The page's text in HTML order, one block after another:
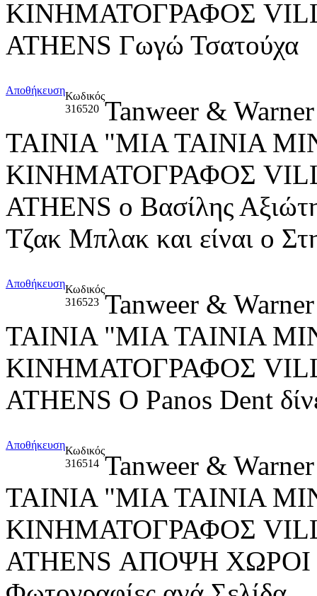
ΚΙΝΗΜΑΤΟΓΡΑΦΟΣ
ATHENS Γωγώ Τσατούχα
ΑποθήκευσηΚωδικός
316520 Tanweer &
ΤΑΙΝΙΑ "ΜΙΑ ΤΑΙΝΙΑ
ΚΙΝΗΜΑΤΟΓΡΑΦΟΣ
ATHENS ο Βασίλης
Τζακ Μπλακ και είναι ο
ΑποθήκευσηΚωδικός
316523 Tanweer &
ΤΑΙΝΙΑ "ΜΙΑ ΤΑΙΝΙΑ
ΚΙΝΗΜΑΤΟΓΡΑΦΟΣ
ATHENS Ο Panos Dent
ΑποθήκευσηΚωδικός
316514 Tanweer &
ΤΑΙΝΙΑ "ΜΙΑ ΤΑΙΝΙΑ
ΚΙΝΗΜΑΤΟΓΡΑΦΟΣ
ATHENS ΑΠΟΨΗ ΧΩΡΟΙ